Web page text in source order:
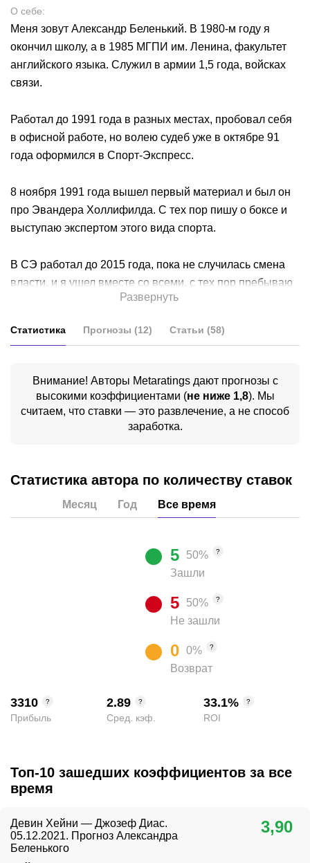
Развернуть
О себе:
Меня зовут Александр Беленький. В 1980-м году я
окончил школу, а в 1985 МГПИ им. Ленина, факультет
английского языка. Служил в армии 1,5 года, войсках
связи.
Работал до 1991 года в разных местах, пробовал себя
в офисной работе, но волею судеб уже в октябре 91
года оформился в Спорт-Экспресс.
8 ноября 1991 года вышел первый материал и был он
про Эвандера Холлифилда. С тех пор пишу о боксе и
выступаю экспертом этого вида спорта.
В СЭ работал до 2015 года, пока не случилась смена
власти, и я ушел вместе со всеми, с тех пор пребываю
на вольных хлебах. Очень много работал в
Если говорить о хобби, то с 1996 года женат,
профессионально разбираюсь в искусстве. В
Статистика Прогнозы (12) Статьи (58)
Внимание! Авторы Metaratings дают прогнозы с
высокими коэффициентами (не ниже 1,8). Мы
считаем, что ставки — это развлечение, а не способ
заработка.
Статистика автора по количеству ставок
Месяц Год Все время
5 50% ?
Зашли
5 50% ?
Не зашли
0 0% ?
Возврат
3310 ?
Прибыль
2.89 ?
Сред. кэф.
33.1% ?
ROI
Топ-10 зашедших коэффициентов за все
время
Девин Хейни — Джозеф Диас.
05.12.2021. Прогноз Александра
Беленького
3,90